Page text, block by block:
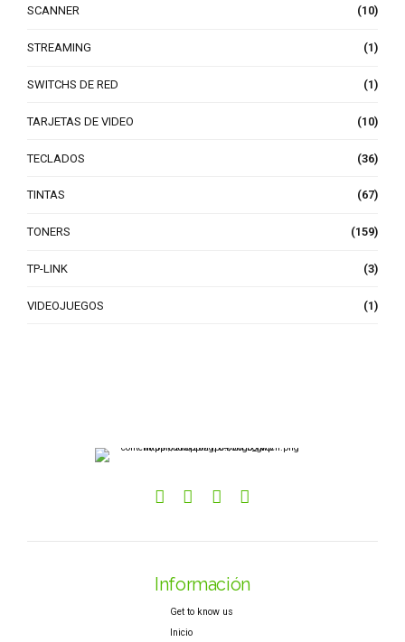
SCANNER (10)
STREAMING (1)
SWITCHS DE RED (1)
TARJETAS DE VIDEO (10)
TECLADOS (36)
TINTAS (67)
TONERS (159)
TP-LINK (3)
VIDEOJUEGOS (1)
Información
Get to know us
Inicio